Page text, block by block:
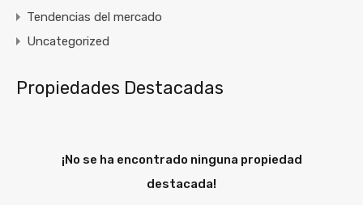
Tendencias del mercado
Uncategorized
Propiedades Destacadas
¡No se ha encontrado ninguna propiedad
destacada!